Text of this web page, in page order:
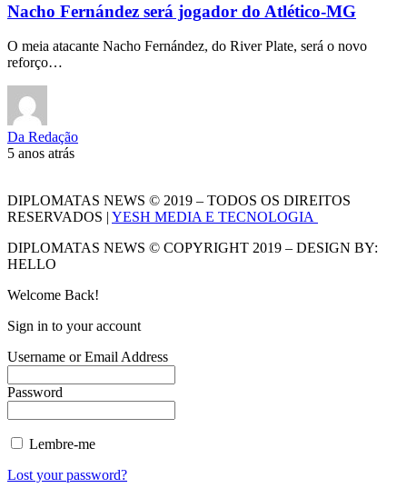
Nacho Fernández será jogador do Atlético-MG
O meia atacante Nacho Fernández, do River Plate, será o novo
reforço…
Da Redação
5 anos atrás
DIPLOMATAS NEWS © 2019 – TODOS OS DIREITOS
RESERVADOS | YESH MEDIA E TECNOLOGIA
DIPLOMATAS NEWS © COPYRIGHT 2019 – DESIGN BY:
HELLO
Welcome Back!
Sign in to your account
Username or Email Address
Password
Lembre-me
Lost your password?